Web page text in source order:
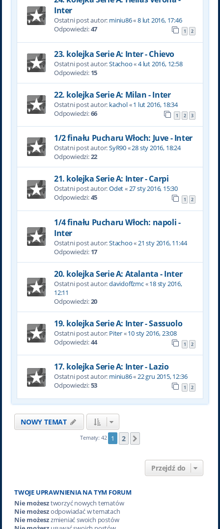
Inter
Ostatni post autor: miniu86«8 lut 2016, 17:46
Odpowiedzi:47 1 2
23. kolejka Serie A: Inter - Chievo
Ostatni post autor:Stachoo«4 lut 2016, 12:58
Odpowiedzi: 15
22. kolejka Serie A: Milan - Inter
Ostatni post autor: kachol«1 lut 2016, 18:34
Odpowiedzi:66 1 2 3
1/2 finału Pucharu Włoch: Juve - Inter
Ostatni post autor:SyR90«28 sty 2016, 18:24
Odpowiedzi:22
21. kolejka Serie A: Inter - Carpi
Ostatni post autor:Odet«27 sty 2016, 15:30
Odpowiedzi:45 1 2
1/4 finału Pucharu Włoch: napoli -
Inter
Ostatni post autor:Stachoo«21 sty 2016, 11:44
Odpowiedzi: 17
20. kolejka Serie A: Atalanta - Inter
Ostatni post autor:davidoffzmc«18 sty 2016,
12:11
Odpowiedzi:20
19. kolejka Serie A: Inter - Sassuolo
Ostatni post autor: Piter«10 sty 2016, 23:08
Odpowiedzi:44 1 2
17. kolejka Serie A: Inter - Lazio
Ostatni post autor: miniu86«22 gru 2015, 12:36
Odpowiedzi:53 1 2
NOWY TEMAT
Tematy: 42 1 2
Przejdź do
TWOJE UPRAWNIENIA NA TYM FORUM
Nie możesztworzyć nowych tematów
Nie możeszodpowiadać w tematach
Nie możeszzmieniać swoich postów